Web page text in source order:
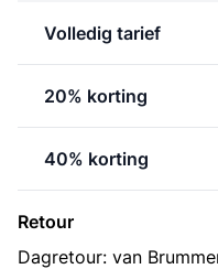
Volledig tarief
20% korting
40% korting
Retour
Dagretour: van